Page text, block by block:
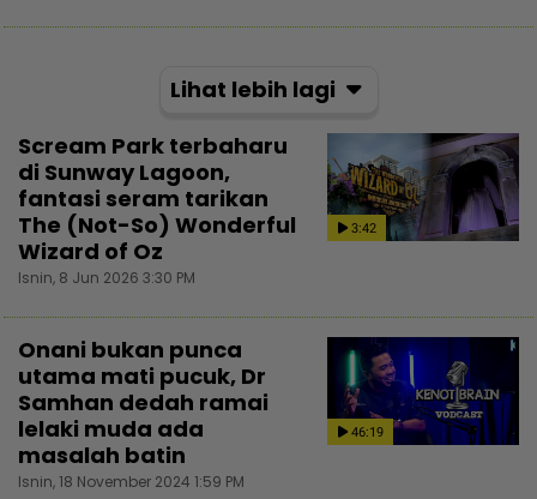
Lihat lebih lagi
3:42
Scream Park terbaharu
di Sunway Lagoon,
fantasi seram tarikan
The (Not-So) Wonderful
Wizard of Oz
Isnin, 8 Jun 2026 3:30 PM
46:19
Onani bukan punca
utama mati pucuk, Dr
Samhan dedah ramai
lelaki muda ada
masalah batin
Isnin, 18 November 2024 1:59 PM